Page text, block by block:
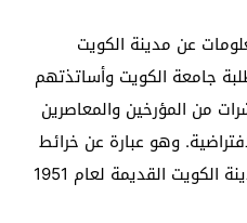
عن مدينة الكويت
جامعة الكويت وأساتذتهم
من المؤرخين والمعاصرين
وهو عبارة عن خرائط
تفاعلية ثلاثية الأبعاد تعود لمدينة الكويت القديمة لعام 1951